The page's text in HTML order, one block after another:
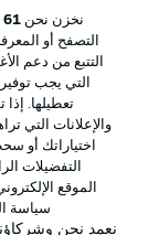
شروط
الوظائف
تواصل معنا
نخزن نحن 61
التصفح أو
التتبع من دعم
التي يجب
تعطيلها.
والإعلانات التي
اختياراتك أو
التفضيلات
الموقع
سياسة
نعمد نحن